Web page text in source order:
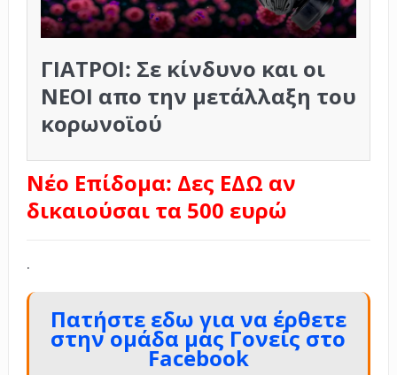
ΓΙΑΤΡΟΙ: Σε κίνδυνο και οι
ΝΕΟΙ απο την μετάλλαξη του
κορωνoϊού
Νέο Επίδομα: Δες ΕΔΩ αν
δικαιούσαι τα 500 ευρώ
.
Πατήστε εδω για να έρθετε
στην ομάδα μας Γονείς στο
Facebook